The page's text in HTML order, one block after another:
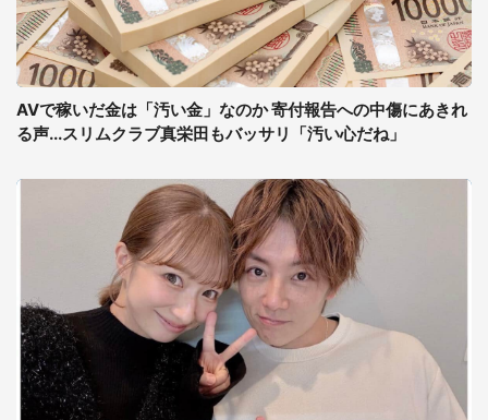
AVで稼いだ金は「汚い金」なのか 寄付報告への中傷にあきれ
る声...スリムクラブ真栄田もバッサリ「汚い心だね」